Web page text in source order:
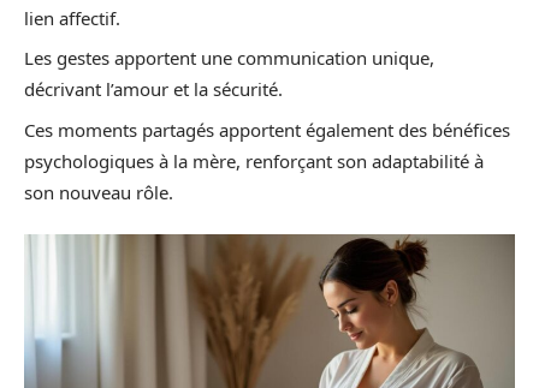
lien affectif.
Les gestes apportent une communication unique,
décrivant l’amour et la sécurité.
Ces moments partagés apportent également des bénéfices
psychologiques à la mère, renforçant son adaptabilité à
son nouveau rôle.